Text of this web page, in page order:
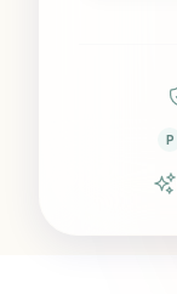
P